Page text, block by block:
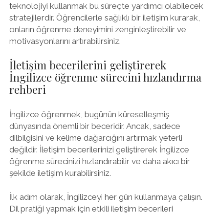
teknolojiyi kullanmak bu süreçte yardımcı olabilecek
stratejilerdir. Öğrencilerle sağlıklı bir iletişim kurarak,
onların öğrenme deneyimini zenginleştirebilir ve
motivasyonlarını artırabilirsiniz.
İletişim becerilerini geliştirerek
İngilizce öğrenme sürecini hızlandırma
rehberi
İngilizce öğrenmek, bugünün küreselleşmiş
dünyasında önemli bir beceridir. Ancak, sadece
dilbilgisini ve kelime dağarcığını artırmak yeterli
değildir. İletişim becerilerinizi geliştirerek İngilizce
öğrenme sürecinizi hızlandırabilir ve daha akıcı bir
şekilde iletişim kurabilirsiniz.
İlk adım olarak, İngilizceyi her gün kullanmaya çalışın.
Dil pratiği yapmak için etkili iletişim becerileri